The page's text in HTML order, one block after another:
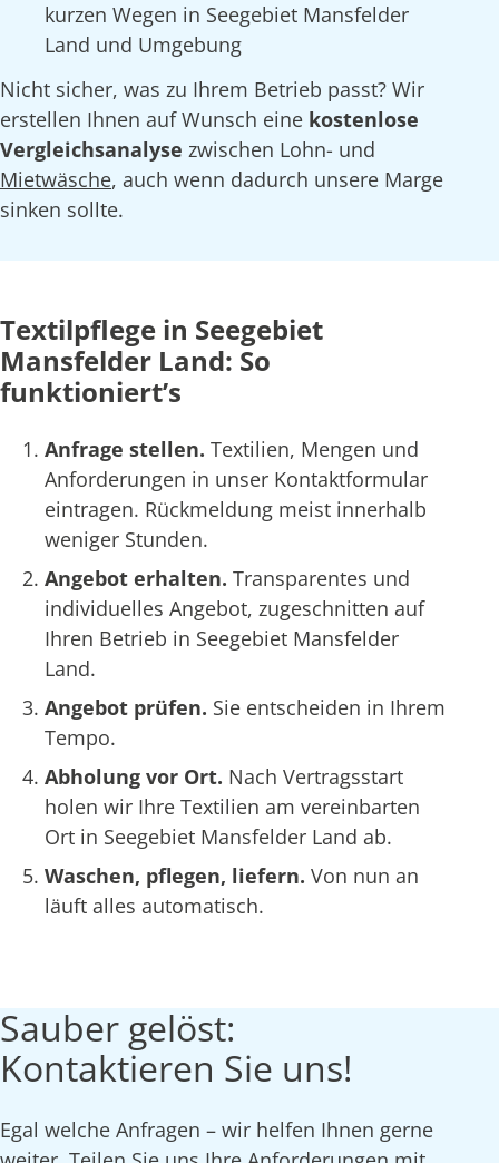
kurzen Wegen in Seegebiet Mansfelder
Land und Umgebung
Nicht sicher, was zu Ihrem Betrieb passt? Wir
erstellen Ihnen auf Wunsch eine kostenlose
Vergleichsanalyse zwischen Lohn- und
Mietwäsche, auch wenn dadurch unsere Marge
sinken sollte.
Textilpflege in Seegebiet
Mansfelder Land: So
funktioniert’s
Anfrage stellen. Textilien, Mengen und
Anforderungen in unser Kontaktformular
eintragen. Rückmeldung meist innerhalb
weniger Stunden.
Angebot erhalten. Transparentes und
individuelles Angebot, zugeschnitten auf
Ihren Betrieb in Seegebiet Mansfelder
Land.
Angebot prüfen. Sie entscheiden in Ihrem
Tempo.
Abholung vor Ort. Nach Vertragsstart
holen wir Ihre Textilien am vereinbarten
Ort in Seegebiet Mansfelder Land ab.
Waschen, pflegen, liefern. Von nun an
läuft alles automatisch.
Sauber gelöst:
Kontaktieren Sie uns!
Egal welche Anfragen – wir helfen Ihnen gerne